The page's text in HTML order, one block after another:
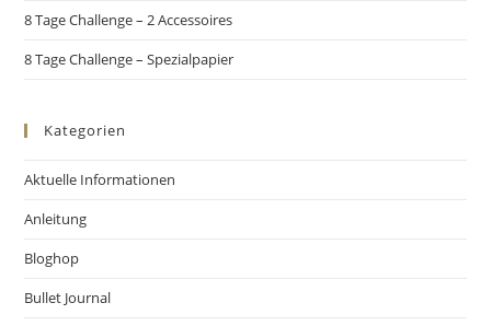
8 Tage Challenge – 2 Accessoires
8 Tage Challenge – Spezialpapier
Kategorien
Aktuelle Informationen
Anleitung
Bloghop
Bullet Journal